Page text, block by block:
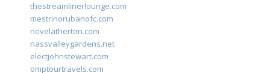
thestreamlinerlounge.com
mestrinorubanofc.com
novelatherton.com
nassvalleygardens.net
electjohnstewart.com
omptourtravels.com